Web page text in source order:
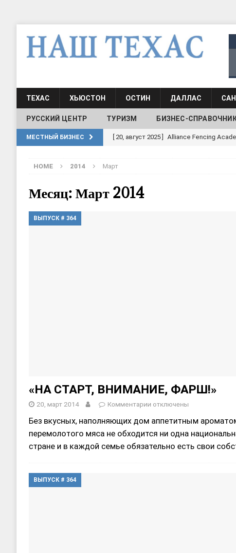
ТЕХАС ХЬЮСТОН ОСТИН ДАЛЛАС
РУССКИЙ ЦЕНТР ТУРИЗМ БИЗНЕС-
МЕСТНЫЙ БИЗНЕС [ 30, июнь 2025 ] СОСТАВЛЕНИЕ
ШКОЛЫ И ДЕТСКИЕ САДЫ
[ 19, июль 2017 ] Школа русского
HOME 2014 Март
Месяц: Март 2014
ВЫПУСК # 364
«НА СТАРТ, ВНИМАНИЕ, ФАРШ!»
20, март 2014 Комментарии отключены
Без вкусных, наполняющих дом аппетитным
перемолотого мяса не обходится ни одна
стране и в каждой семье обязательно есть свои
ВЫПУСК # 364